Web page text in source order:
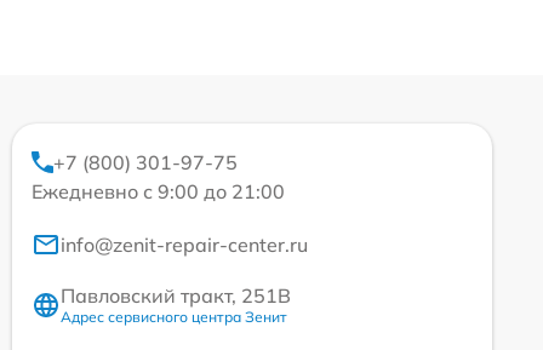
+7 (800) 301-97-75
Ежедневно с 9:00 до 21:00
info@zenit-repair-center.ru
Павловский тракт, 251В
Адрес сервисного центра Зенит